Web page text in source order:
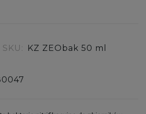
SKU: KZ ZEObak 50 ml